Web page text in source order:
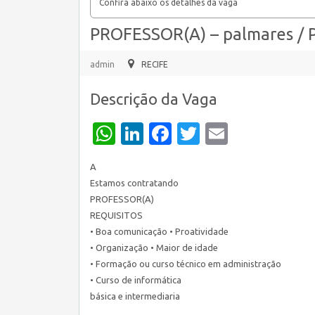
Confira abaixo os detalhes da vaga
PROFESSOR(A) – palmares /
admin RECIFE
Descrição da Vaga
WhatsApp
LinkedIn
Facebook
Twitter
A
Estamos contratando
PROFESSOR(A)
REQUISITOS
• Boa comunicação • Proatividade
• Organização • Maior de idade
• Formação ou curso técnico em administração
• Curso de informática
básica e intermediaria